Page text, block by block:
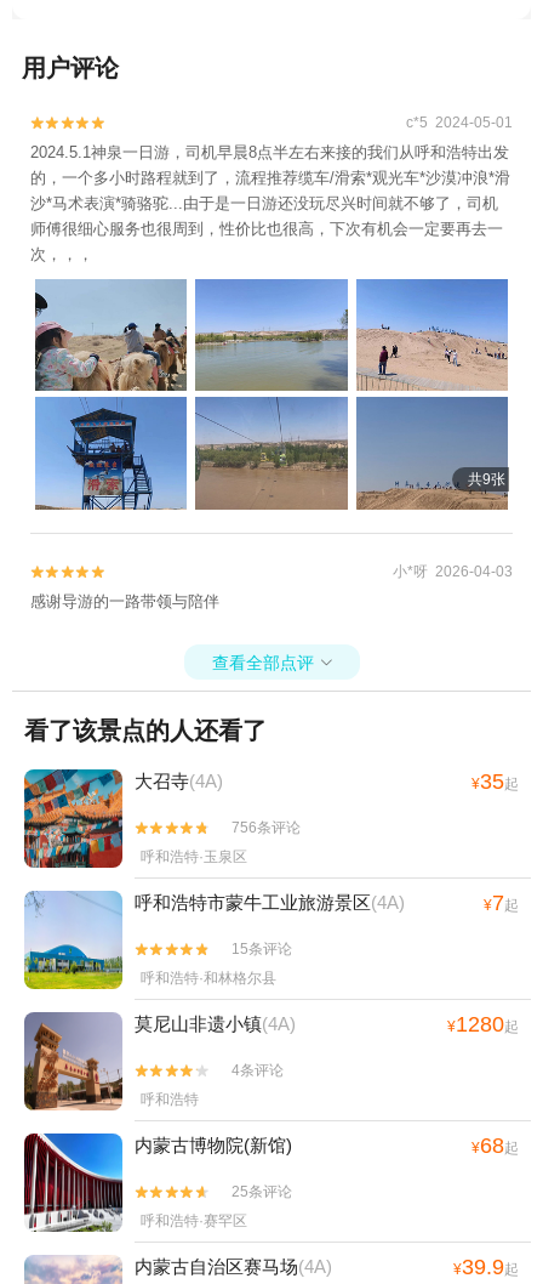
用户评论

 c*5 2024-05-01
2024.5.1神泉一日游，司机早晨8点半左右来接的我们从呼和浩特出发
的，一个多小时路程就到了，流程推荐缆车/滑索*观光车*沙漠冲浪*滑
沙*马术表演*骑骆驼...由于是一日游还没玩尽兴时间就不够了，司机
师傅很细心服务也很周到，性价比也很高，下次有机会一定要再去一
次，，，
共9张

 小*呀 2026-04-03
感谢导游的一路带领与陪伴
查看全部点评 
看了该景点的人还看了
大召寺(4A) ¥35起


756条评论
呼和浩特·玉泉区
呼和浩特市蒙牛工业旅游景区(4A) ¥7起


15条评论
呼和浩特·和林格尔县
莫尼山非遗小镇(4A) ¥1280起


4条评论
呼和浩特
内蒙古博物院(新馆) ¥68起


25条评论
呼和浩特·赛罕区
内蒙古自治区赛马场(4A) ¥39.9起